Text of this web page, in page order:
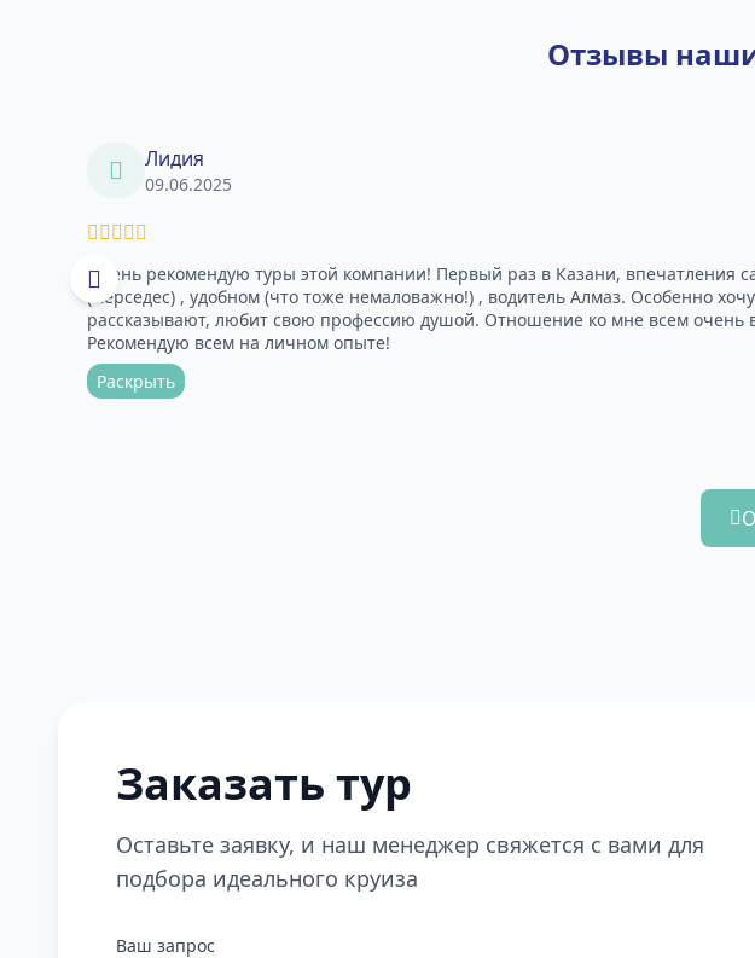
Отзывы
Лидия
09.06.2025
Очень рекомендую туры этой компании! Первый раз в Казани, впечатления
(мерседес) , удобном (что тоже немаловажно!) , водитель Алмаз. Особенно
рассказывают, любит свою профессию душой. Отношение ко мне всем очень
Рекомендую всем на личном опыте!
Раскрыть
Заказать тур
Оставьте заявку, и наш менеджер свяжется с вами для
подбора идеального круиза
Ваш запрос